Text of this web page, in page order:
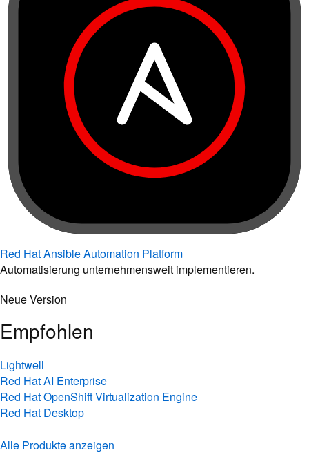
Red Hat Ansible Automation Platform
Automatisierung unternehmensweit implementieren.
Neue Version
Empfohlen
Lightwell
Red Hat AI Enterprise
Red Hat OpenShift Virtualization Engine
Red Hat Desktop
Alle Produkte anzeigen